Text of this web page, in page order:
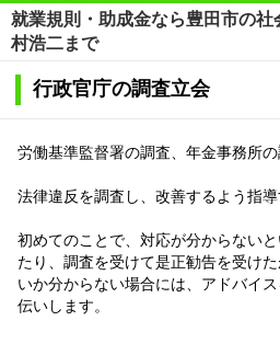
就業規則・助成金なら豊田市の社
村浩二まで
行政官庁の調査立会
労働基準監督署の調査、年金事務所の
法律違反を調査し、改善するよう指導
初めてのことで、対応が分からない
たり、調査を受けて是正勧告を受け
いか分からない場合には、アドバイ
伝いします。